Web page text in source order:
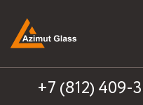
+7 (812) 409-